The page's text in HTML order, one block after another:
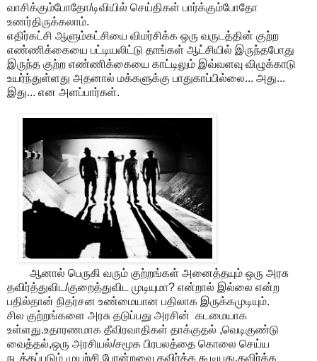
வாசிக்கும்போதோ/டிவியில் செய்திகள் பார்க்கும்போதோ
உணர்திருக்கலாம்.
எதிர்கட்சி ஆளும்கட்சியை விமர்சிக்க ஒரு வருடத்தின் குற்ற
எண்ணிக்கையை பட்டியலிட்டு தாங்கள் ஆட்சியில் இருந்தபோது
இருந்த குற்ற எண்ணிக்கையை காட்டிலும் இவ்வளவு விழுக்காடு
உயர்ந்துள்ளது அதனால் மக்களுக்கு பாதுகாப்பில்லை... அது...
இது... என அளப்பார்கள்.
ஆனால் பெருகி வரும் குற்றங்கள் அனைத்தயும் ஒரு அரசு
தவிர்த்துவிட/குறைத்துவிட முடியுமா? என்றால் இல்லை என்ற
பதில்தான் நிதர்சன உண்மையான பதிலாக இருக்கமுடியும்.
சில குற்றங்களை அரசு தடுப்பது அரசின் கடமையாக
உள்ளது.உதாரணமாக தீவிரவாதிகள் தாக்குதல் ,வெடிகுண்டு
வைத்தல்,ஒரு அரசியல்/சமூக பிரபலத்தை கொலை செய்ய
நடத்தப்படும் முயற்சி போன்றவை தவிர்க்க கூடியது.தவிர்க்க